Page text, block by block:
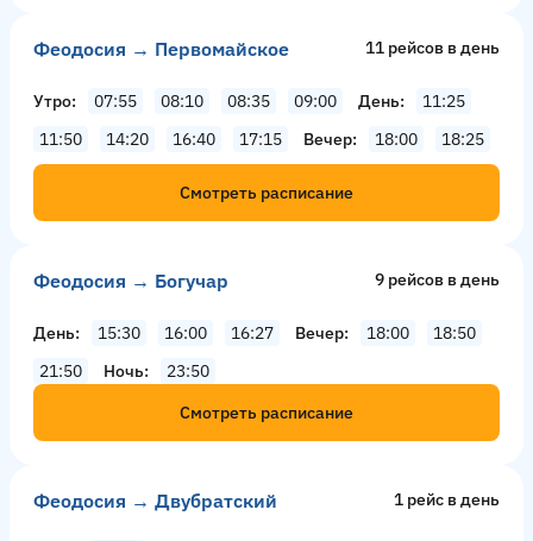
Феодосия → Первомайское 11 рейсов в день
Утро 07:55 08:10 08:35 09:00 День
11:25
11:50
14:20 16:40 17:15 Вечер 18:00 18:25
Смотреть расписание
Феодосия → Богучар 9 рейсов в день
День 15:30 16:00 16:27 Вечер 18:00
18:50
21:50
Ночь
23:50
Смотреть расписание
Феодосия → Двубратский 1 рейс в день